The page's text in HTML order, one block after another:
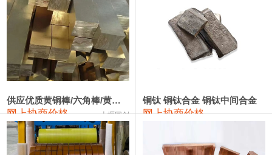
441#硅 9,600—9,800 9,700
3303#硅 10,300—10,500 10,400
2202#硅 14,100—14,300
金属硅3303#-2202# 10,400—14,200 12,300 0
漆包线 111,970—115,970 113,970
供应优质黄铜棒/六角棒/黄铜方板
网上协商价格 十堰同创
铜钛 铜钛合金 铜钛中间合金
网上协商价格